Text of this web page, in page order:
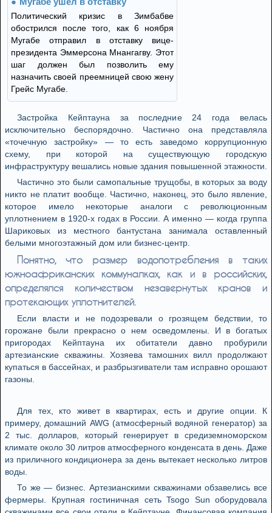
Политический кризис в Зимбабве
обострился после того, как 6 ноября
Мугабе отправил в отставку вице-
президента Эммерсона Мнангагву. Этот
шаг должен был позволить ему
назначить своей преемницей свою жену
Грейс Мугабе.
Застройка Кейптауна за последние 24 года велась
исключительно беспорядочно. Частично она представляла
«точечную застройку» — то есть заведомо коррупционную
схему, при которой на существующую городскую
инфраструктуру вешались новые здания повышенной этажности.
Частично это были самопальные трущобы, в которых за воду
никто не платит вообще. Частично, наконец, это было явление,
которое имело некоторые аналоги с революционным
уплотнением в 1920-х годах в России. А именно — когда группа
Шариковых из местного бантустана занимала оставленный
белыми многоэтажный дом или бизнес-центр.
Понятно, что размер водопотребления в таких
южноафриканских коммуналках, как и в российских,
определялся количеством незавернутых кранов и
протекающих уплотнителей.
Если власти и не подозревали о грозящем бедствии, то
горожане были прекрасно о нем осведомлены. И в богатых
пригородах Кейптауна их обитатели давно пробурили
артезианские скважины. Хозяева тамошних вилл продолжают
купаться в бассейнах, и разбрызгиватели там исправно орошают
газоны.
Для тех, кто живет в квартирах, есть и другие опции. К
примеру, домашний AWG (атмосферный водяной генератор) за
2 тыс. долларов, который генерирует в средиземноморском
климате около 30 литров атмосферного конденсата в день. Даже
из приличного кондиционера за день вытекает несколько литров
воды.
То же — бизнес. Артезианскими скважинами обзавелись все
фермеры. Крупная гостиничная сеть Tsogo Sun оборудовала